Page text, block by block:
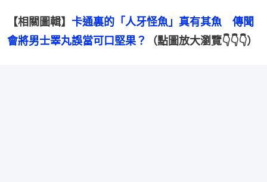
【相關圖輯】 卡通裏的「人牙怪魚」真有其魚　傳聞
會將男士睪丸誤當可口堅果？
（點圖放大瀏覽👇👇👇）